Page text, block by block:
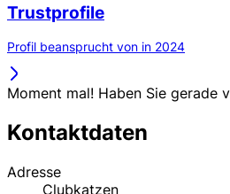
Trustprofile
Profil beansprucht von in 2024
Moment mal! Haben Sie gerade
Kontaktdaten
Adresse
Clubkatzen